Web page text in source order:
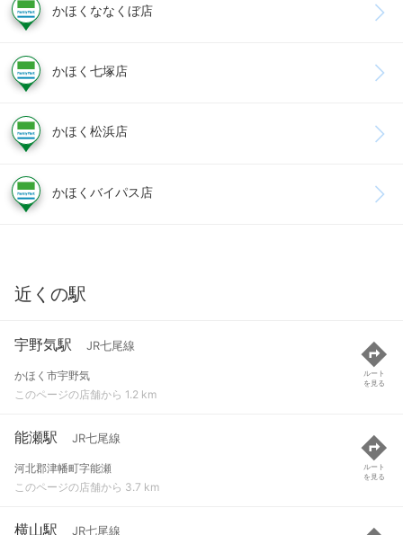
かほくななくぼ店
かほく七塚店
かほく松浜店
かほくバイパス店
近くの駅
宇野気駅 JR七尾線
かほく市宇野気
このページの店舗から 1.2 km
ルート
を見る
能瀬駅 JR七尾線
河北郡津幡町字能瀬
このページの店舗から 3.7 km
ルート
を見る
横山駅 JR七尾線